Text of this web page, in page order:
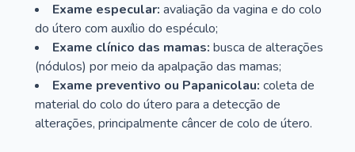
Exame especular: avaliação da vagina e do colo
do útero com auxílio do espéculo;
Exame clínico das mamas: busca de alterações
(nódulos) por meio da apalpação das mamas;
Exame preventivo ou Papanicolau: coleta de
material do colo do útero para a detecção de
alterações, principalmente câncer de colo de útero.